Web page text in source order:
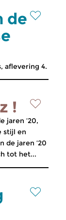
de
aflevering 4.
!
jaren ’20,
stijl en
de jaren ’20
tot het...